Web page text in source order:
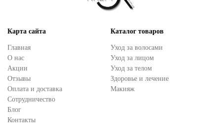
Карта сайта
Главная
О нас
Акции
Отзывы
Оплата и доставка
Сотрудничество
Блог
Контакты
Каталог товаров
Уход за волосами
Уход за лицом
Уход за телом
Здоровье и лечение
Макияж